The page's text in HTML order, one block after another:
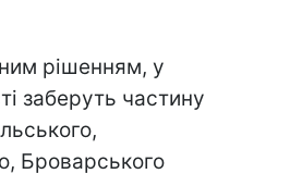
рішенням, у
заберуть частину
Броварського